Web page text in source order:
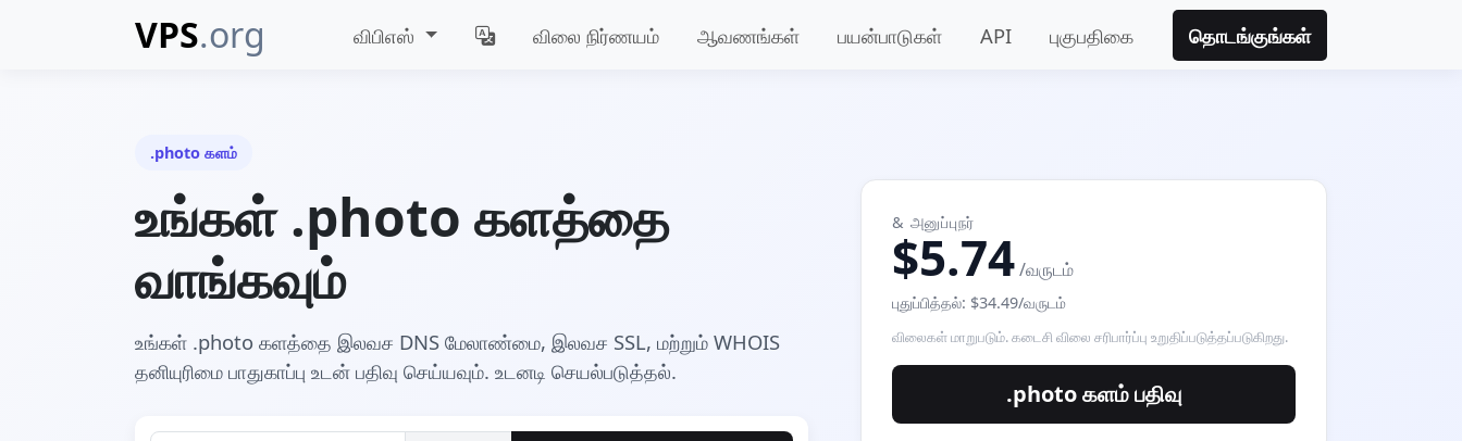
VPS.org விபிஎஸ் விலை நிர்ணயம் ஆவணங்கள் பயன்பாடுகள் API புகுபதிகை தொடங்குங்கள்
.photo களம்
உங்கள் .photo களத்தை
வாங்கவும்
உங்கள் .photo களத்தை இலவச DNS மேலாண்மை, இலவச SSL, மற்றும் WHOIS
தனியுரிமை பாதுகாப்பு உடன் பதிவு செய்யவும். உடனடி செயல்படுத்தல்.
& அனுப்புநர்
$5.74/வருடம்
புதுப்பித்தல்: $34.49/வருடம்
விலைகள் மாறுபடும். கடைசி விலை சரிபார்ப்பு உறுதிப்படுத்தப்படுகிறது.
.photo களம் பதிவு